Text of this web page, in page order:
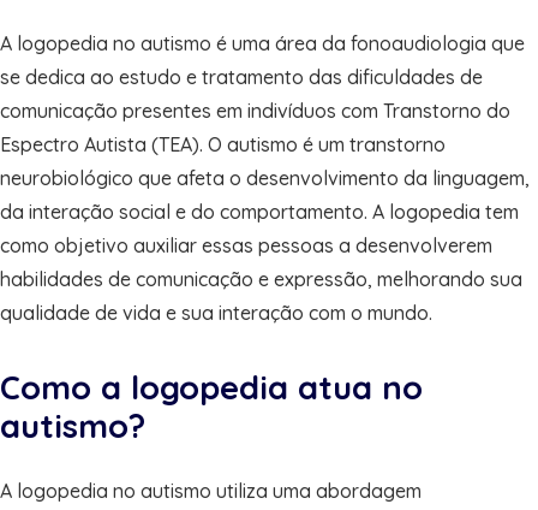
A logopedia no autismo é uma área da fonoaudiologia que
se dedica ao estudo e tratamento das dificuldades de
comunicação presentes em indivíduos com Transtorno do
Espectro Autista (TEA). O autismo é um transtorno
neurobiológico que afeta o desenvolvimento da linguagem,
da interação social e do comportamento. A logopedia tem
como objetivo auxiliar essas pessoas a desenvolverem
habilidades de comunicação e expressão, melhorando sua
qualidade de vida e sua interação com o mundo.
Como a logopedia atua no
autismo?
A logopedia no autismo utiliza uma abordagem